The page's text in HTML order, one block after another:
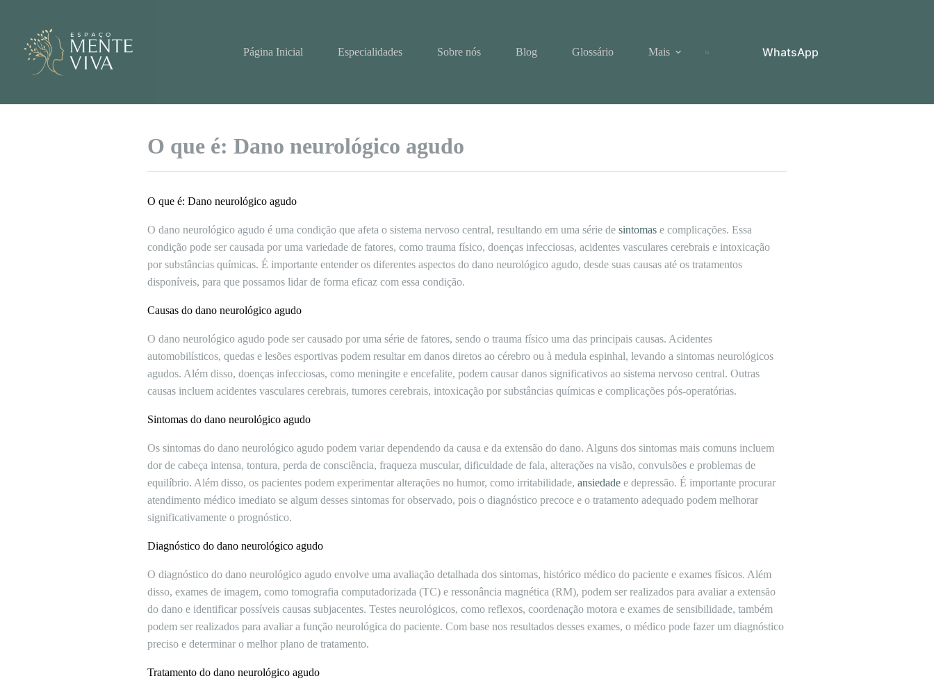
conteúdo
Página Inicial Especialidades Sobre nós Blog Glossário Mais WhatsApp
O que é: Dano neurológico agudo
O que é: Dano neurológico agudo
O dano neurológico agudo é uma condição que afeta o sistema nervoso central, resultando em uma série de sintomas e complicações. Essa
condição pode ser causada por uma variedade de fatores, como trauma físico, doenças infecciosas, acidentes vasculares cerebrais e intoxicação
por substâncias químicas. É importante entender os diferentes aspectos do dano neurológico agudo, desde suas causas até os tratamentos
disponíveis, para que possamos lidar de forma eficaz com essa condição.
Causas do dano neurológico agudo
O dano neurológico agudo pode ser causado por uma série de fatores, sendo o trauma físico uma das principais causas. Acidentes
automobilísticos, quedas e lesões esportivas podem resultar em danos diretos ao cérebro ou à medula espinhal, levando a sintomas neurológicos
agudos. Além disso, doenças infecciosas, como meningite e encefalite, podem causar danos significativos ao sistema nervoso central. Outras
causas incluem acidentes vasculares cerebrais, tumores cerebrais, intoxicação por substâncias químicas e complicações pós-operatórias.
Sintomas do dano neurológico agudo
Os sintomas do dano neurológico agudo podem variar dependendo da causa e da extensão do dano. Alguns dos sintomas mais comuns incluem
dor de cabeça intensa, tontura, perda de consciência, fraqueza muscular, dificuldade de fala, alterações na visão, convulsões e problemas de
equilíbrio. Além disso, os pacientes podem experimentar alterações no humor, como irritabilidade, ansiedade e depressão. É importante procurar
atendimento médico imediato se algum desses sintomas for observado, pois o diagnóstico precoce e o tratamento adequado podem melhorar
significativamente o prognóstico.
Diagnóstico do dano neurológico agudo
O diagnóstico do dano neurológico agudo envolve uma avaliação detalhada dos sintomas, histórico médico do paciente e exames físicos. Além
disso, exames de imagem, como tomografia computadorizada (TC) e ressonância magnética (RM), podem ser realizados para avaliar a extensão
do dano e identificar possíveis causas subjacentes. Testes neurológicos, como reflexos, coordenação motora e exames de sensibilidade, também
podem ser realizados para avaliar a função neurológica do paciente. Com base nos resultados desses exames, o médico pode fazer um diagnóstico
preciso e determinar o melhor plano de tratamento.
Tratamento do dano neurológico agudo